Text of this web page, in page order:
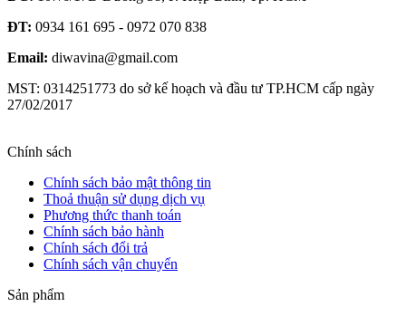
ĐT: 0934 161 695 - 0972 070 838
Email: diwavina@gmail.com
MST: 0314251773 do sở kế hoạch và đầu tư TP.HCM cấp ngày
27/02/2017
Chính sách
Chính sách bảo mật thông tin
Thoả thuận sử dụng dịch vụ
Phương thức thanh toán
Chính sách bảo hành
Chính sách đổi trả
Chính sách vận chuyển
Sản phẩm